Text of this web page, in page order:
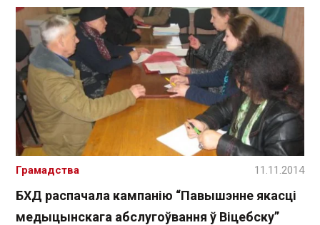
БХД распачала кампанію “Павышэнне якасці
медыцынскага абслугоўвання ў Віцебску”
Грамадства 11.11.2014